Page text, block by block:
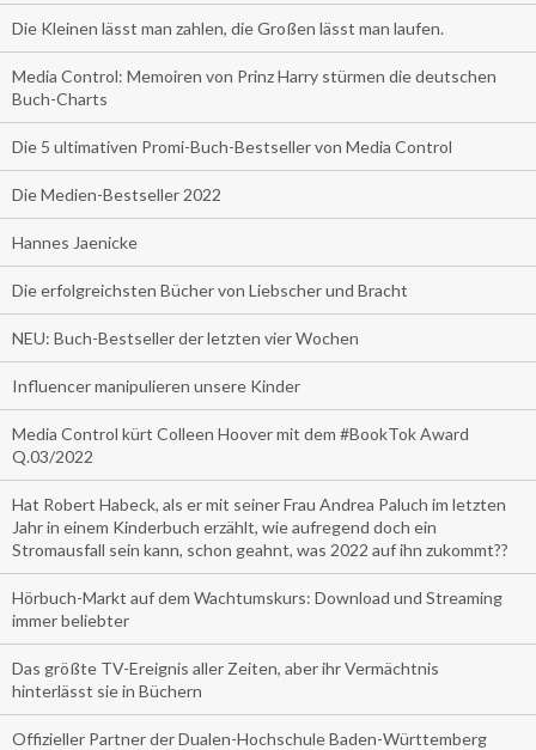
Die Kleinen lässt man zahlen, die Großen lässt man laufen.
Media Control: Memoiren von Prinz Harry stürmen die deutschen
Buch-Charts
Die 5 ultimativen Promi-Buch-Bestseller von Media Control
Die Medien-Bestseller 2022
Hannes Jaenicke
Die erfolgreichsten Bücher von Liebscher und Bracht
NEU: Buch-Bestseller der letzten vier Wochen
Influencer manipulieren unsere Kinder
Media Control kürt Colleen Hoover mit dem #BookTok Award
Q.03/2022
Hat Robert Habeck, als er mit seiner Frau Andrea Paluch im letzten
Jahr in einem Kinderbuch erzählt, wie aufregend doch ein
Stromausfall sein kann, schon geahnt, was 2022 auf ihn zukommt??
Hörbuch-Markt auf dem Wachtumskurs: Download und Streaming
immer beliebter
Das größte TV-Ereignis aller Zeiten, aber ihr Vermächtnis
hinterlässt sie in Büchern
Offizieller Partner der Dualen-Hochschule Baden-Württemberg